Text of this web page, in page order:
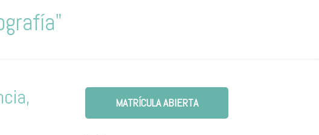
MATRÍCULA ABIERTA